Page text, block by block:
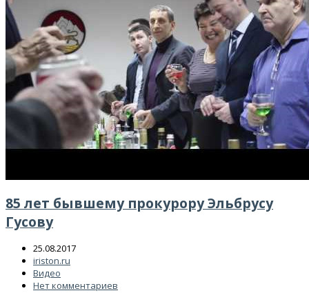
85 лет бывшему прокурору Эльбрусу
Гусову
25.08.2017
iriston.ru
Видео
Нет комментариев